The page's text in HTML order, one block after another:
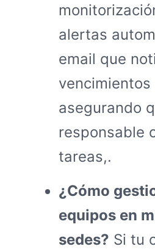
alertas
email que
vencimientos
asegurando
responsable
tareas,.
¿Cómo
equipos en
sedes? Si tu